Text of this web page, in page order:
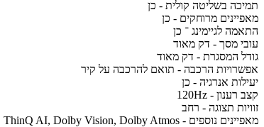
תמיכה בשליטה קולית - כן
מאפיינים מרוחקים - כן
התאמה לגיימינג ־ כן
עובי מסך - דק מאוד
גודל המסגרת - דק מאוד
אפשרויות הרכבה - תואם להרכבה על קיר
יעילות אנרגיה - כן
קצב רענון - 120Hz
זוויות תצוגה - רחב
מאפיינים נוספים - WebOS, ThinQ AI, Dolby Vision, Dolby Atmos